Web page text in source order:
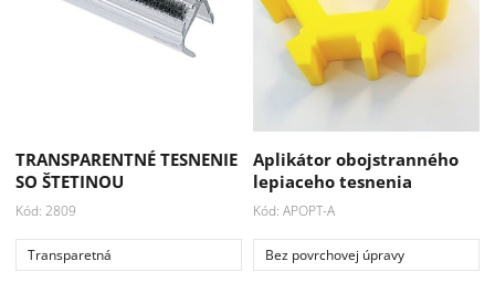
TRANSPARENTNÉ TESNENIE
SO ŠTETINOU
Kód: 2809
Transparetná
Aplikátor obojstranného
lepiaceho tesnenia
Kód: APOPT-A
Bez povrchovej úpravy